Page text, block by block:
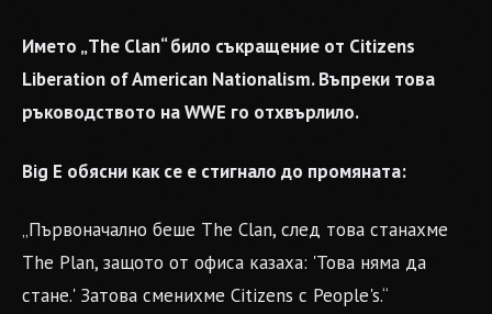
Името „The Clan“ било съкращение от Citizens
Liberation of American Nationalism. Въпреки това
ръководството на WWE го отхвърлило.
Big E обясни как се е стигнало до промяната:
„Първоначално беше The Clan, след това станахме
The Plan, защото от офиса казаха: 'Това няма да
стане.' Затова сменихме Citizens с People's.“